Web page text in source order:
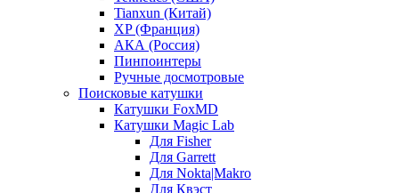
Tianxun (Китай)
XP (Франция)
АКА (Россия)
Пинпоинтеры
Ручные досмотровые
Поисковые катушки
Катушки FoxMD
Катушки Magic Lab
Для Fisher
Для Garrett
Для Nokta|Makro
Для Квэст